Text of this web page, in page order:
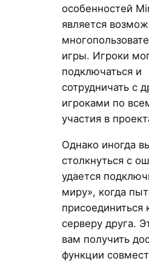
особенностей
является
игры. Игроки
подключаться и
сотрудничать с
игроками по
участия в
Однако иногда
столкнуться с
удается
миру», когда
присоединиться
серверу друга.
вам получить
функции